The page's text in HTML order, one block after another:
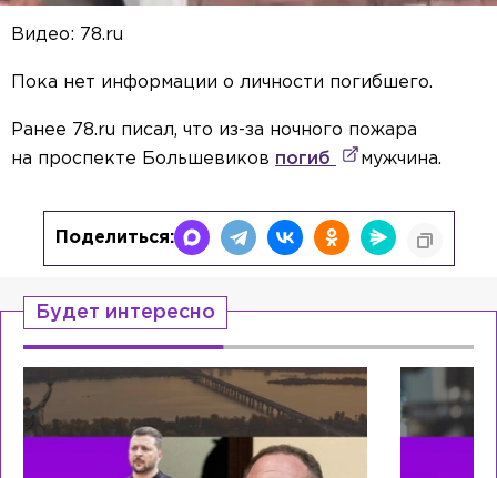
Видео: 78.ru
Пока нет информации о личности погибшего.
Ранее 78.ru писал, что из-за ночного пожара
на проспекте Большевиков погиб мужчина.
Поделиться:
Будет интересно